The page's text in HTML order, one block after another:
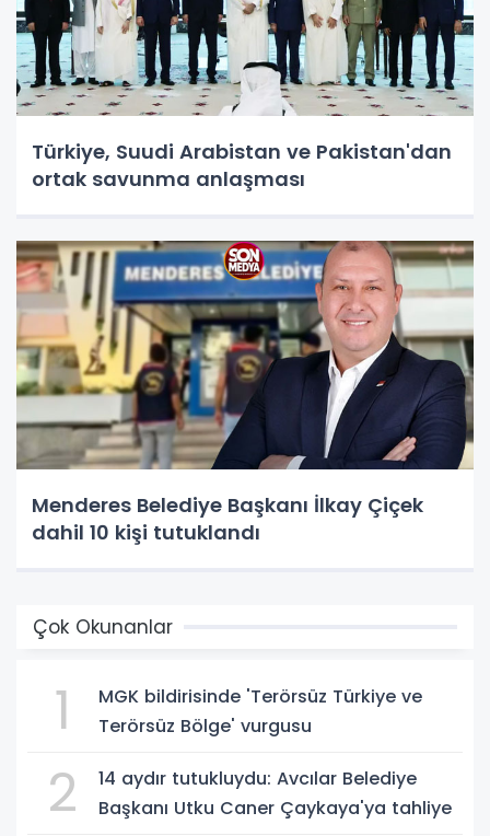
Türkiye, Suudi Arabistan ve Pakistan'dan
ortak savunma anlaşması
Menderes Belediye Başkanı İlkay Çiçek
dahil 10 kişi tutuklandı
Çok Okunanlar
1
MGK bildirisinde 'Terörsüz Türkiye ve
Terörsüz Bölge' vurgusu
2
14 aydır tutukluydu: Avcılar Belediye
Başkanı Utku Caner Çaykaya'ya tahliye